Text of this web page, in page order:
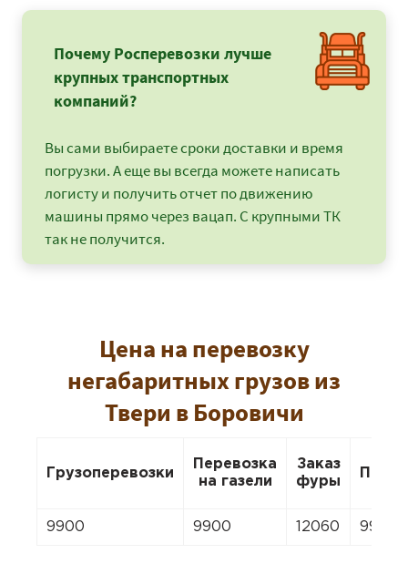
Почему Росперевозки лучше
крупных транспортных
компаний?
Вы сами выбираете сроки доставки и время
погрузки. А еще вы всегда можете написать
логисту и получить отчет по движению
машины прямо через вацап. С крупными ТК
так не получится.
Цена на перевозку
негабаритных грузов из
Твери в Боровичи
Грузоперевозки
Перевозка
на газели
Заказ
фуры
9900 9900 12060 9900